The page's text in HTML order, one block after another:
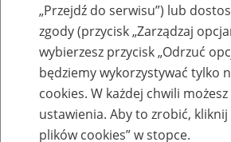
Baza zlikwidowanych
przekształconych
„Przejdź do serwisu”) lub
zgody (przycisk „Zarządzaj
wybierzesz przycisk „Odrzuć
będziemy wykorzystywać tylko
cookies. W każdej chwili
ustawienia. Aby to zrobić, kliknij
plików cookies” w stopce.